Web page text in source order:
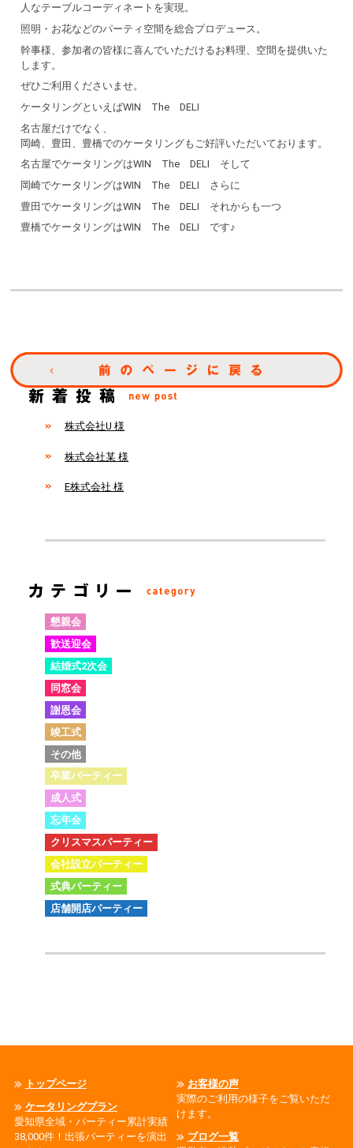
人なテーブルコーディネートを実現。
照明・お花などのパーティ空間を総合プロデュース。
幹事様、参加者の皆様に喜んでいただけるお料理、空間を提供いた
します。
ぜひご利用くださいませ。
ケータリングといえばWIN The DELI
名古屋だけでなく、
岡崎、豊田、豊橋でのケータリングもご好評いただいております。
名古屋でケータリングはWIN The DELI そして
岡崎でケータリングはWIN The DELI さらに
豊田でケータリングはWIN The DELI それからも一つ
豊橋でケータリングはWIN The DELI です♪
株式会社U 様
株式会社某 様
E株式会社 様
懇親会
歓送迎会
結婚式2次会
同窓会
謝恩会
竣工式
その他
卒業パーティー
成人式
忘年会
クリスマスパーティー
会社設立パーティー
式典パーティー
店舗開店パーティー
トップページ
ケータリングプラン
愛知県全域・パーティー累計実績
38,000件！出張パーティーを演出
お客様の声
実際のご利用の様子をご覧いただ
けます。
ブログ一覧